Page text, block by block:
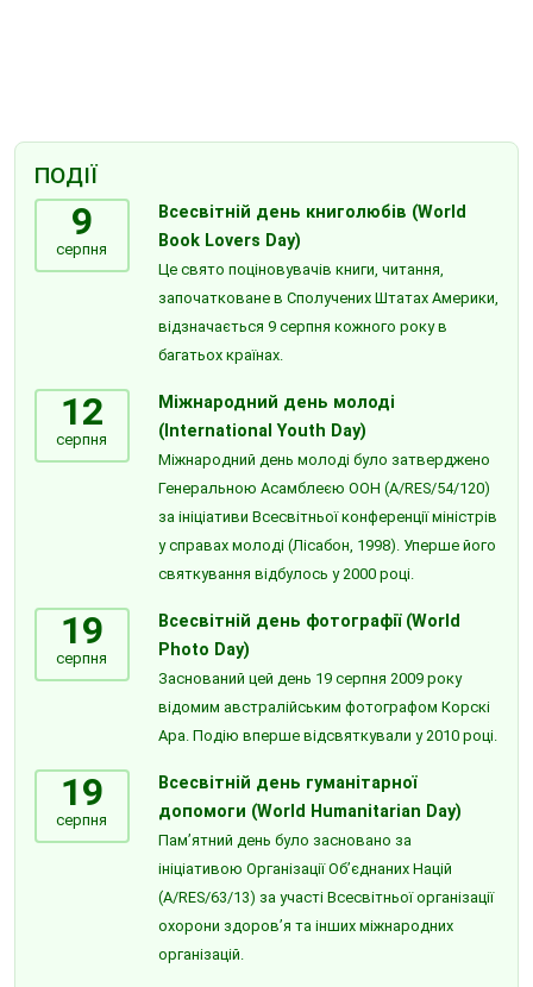
ПОДІЇ
9
серпня
Всесвітній день книголюбів (World
Book Lovers Day)
Це свято поціновувачів книги, читання,
започатковане в Сполучених Штатах Америки,
відзначається 9 серпня кожного року в
багатьох країнах.
12
серпня
Міжнародний день молоді
(International Youth Day)
Міжнародний день молоді було затверджено
Генеральною Асамблеєю ООН (A/RES/54/120)
за ініціативи Всесвітньої конференції міністрів
у справах молоді (Лісабон, 1998). Уперше його
святкування відбулось у 2000 році.
19
серпня
Всесвітній день фотографії (World
Photo Day)
Заснований цей день 19 серпня 2009 року
відомим австралійським фотографом Корскі
Ара. Подію вперше відсвяткували у 2010 році.
19
серпня
Всесвітній день гуманітарної
допомоги (World Humanitarian Day)
Пам’ятний день було засновано за
ініціативою Організації Об’єднаних Націй
(A/RES/63/13) за участі Всесвітньої організації
охорони здоров’я та інших міжнародних
організацій.